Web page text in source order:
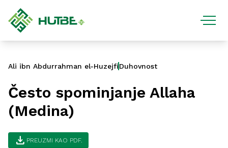
Ali ibn Abdurrahman el-HuzejfiDuhovnost
Često spominjanje Allaha
(Medina)
download PREUZMI KAO PDF.